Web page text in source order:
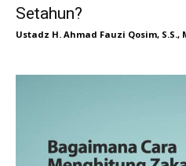
Setahun?
Ustadz H. Ahmad Fauzi Qosim, S.S.,